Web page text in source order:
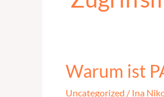
Warum ist
Uncategorized / Ina
Warum